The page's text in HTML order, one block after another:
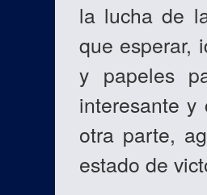
la lucha de
que esperar,
y papeles
interesante
otra parte,
estado de